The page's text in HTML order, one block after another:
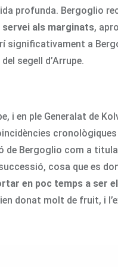
profunda. Bergoglio
servei als marginats,
significativament a
segell d’Arrupe.
i en ple Generalat de
de Bergoglio com a
cosa que es
en poc temps a ser
donat molt de fruit, i